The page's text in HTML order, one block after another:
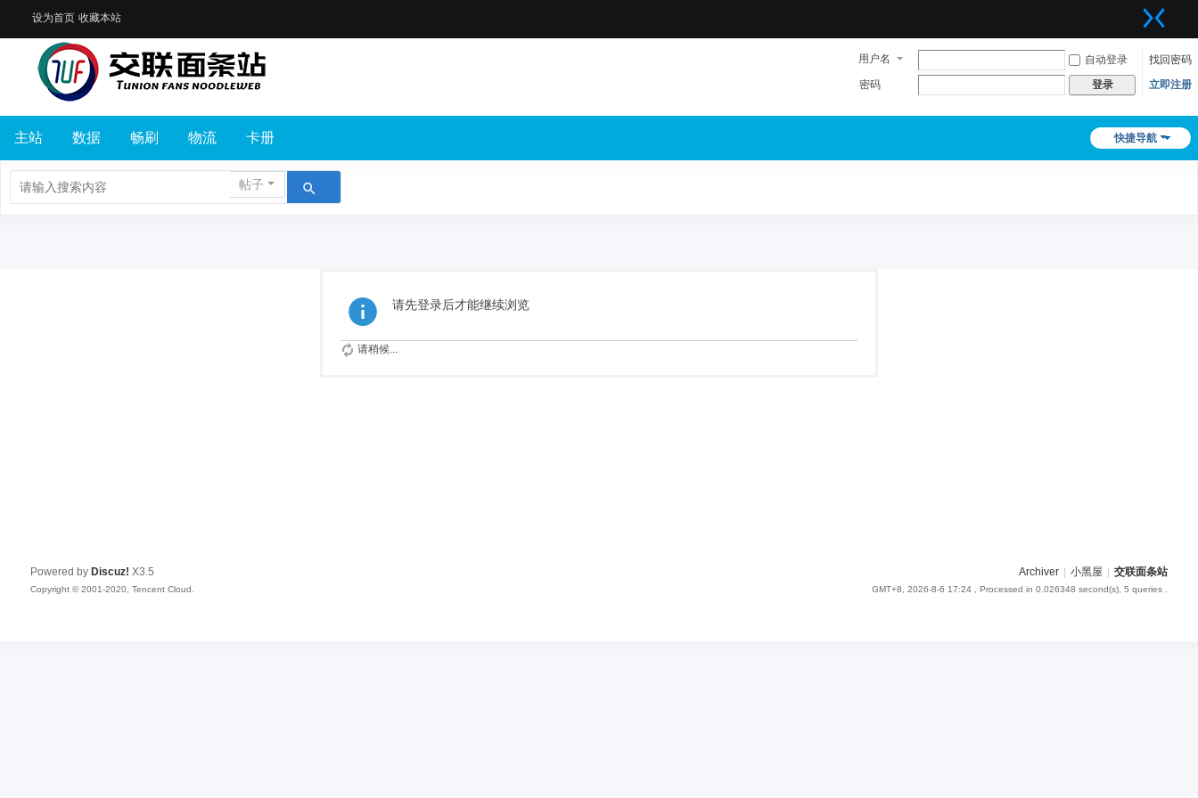
设为首页 收藏本站
用户名 自动登录
找回密码
密码
登录 立即注册
快捷导航
主站 数据 畅刷 物流 卡册
帖子
请先登录后才能继续浏览
请稍候...
Archiver 小黑屋 交联面条站
GMT+8, 2026-8-6 17:24 , Processed in 0.026348 second(s), 5 queries .
Powered by Discuz! X3.5
Copyright © 2001-2020, Tencent Cloud.